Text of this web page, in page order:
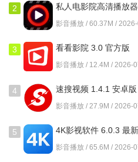
4、强大的搜索引擎帮助你快
软件功能
1、平台提供了丰富的影视资源
影和综艺节目，满足不同的观影
2、在观看过程中，可以通过搜
剧集，轻松享受追剧的乐趣。
2
私人电影院高清播放器
1.0.15.1001 安卓版
影音播放 / 60.37M /
3 看看影院 3.0 官方版
影音播放 / 12.4M / 2026-
4 速搜视频 1.4.1 安卓版
影音播放 / 27.9M / 2026-
5 4K影视软件 6.0.3 最
影音播放 / 65.6M / 2026-